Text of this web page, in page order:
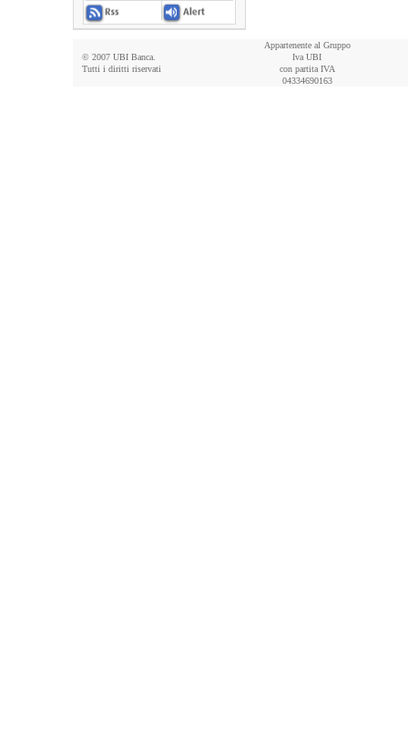
© 2007 UBI Banca.
Tutti i diritti riservati
Appartenente al Gruppo
Iva UBI
con partita IVA
04334690163